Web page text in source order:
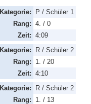
Kategorie:
P / Schüler 1
Rang: 4. / 0
Zeit: 4:09
Kategorie:
R / Schüler 2
Rang:
1. / 20
Zeit: 4:10
Kategorie:
R / Schüler 2
Rang:
1. / 13